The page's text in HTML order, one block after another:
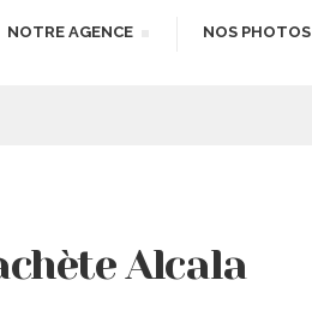
NOTRE AGENCE NOS PHOTOS
Alcala